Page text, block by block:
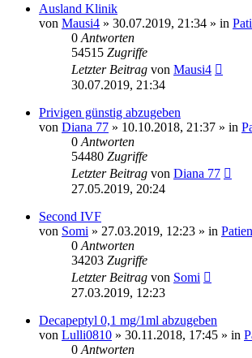
Ausland Klinik
von Mausi4 » 30.07.2019, 21:34 » in
0 Antworten
54515 Zugriffe
Letzter Beitrag von Mausi4
30.07.2019, 21:34
Privigen günstig abzugeben
von Diana 77 » 10.10.2018, 21:37 » in
0 Antworten
54480 Zugriffe
Letzter Beitrag von Diana 77
27.05.2019, 20:24
Second IVF
von Somi » 27.03.2019, 12:23 » in
0 Antworten
34203 Zugriffe
Letzter Beitrag von Somi
27.03.2019, 12:23
Decapeptyl 0,1 mg/1ml abzugeben
von Lulli0810 » 30.11.2018, 17:45 » in
0 Antworten